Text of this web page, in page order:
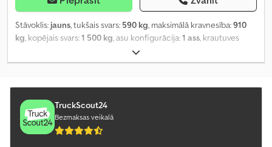
Stāvoklis: jauns, tukšais svars: 590 kg, maksimālā kravnesība:910
kg , kopējais svars:1 500 kg , asu konfigurācija:1 ass , krautuves
, iekraušanas vietas platums:
iekraušanas telpas augstums:1 800 mm, kopējais garums:4 550
riepas izmērs:13, Ražošanas gads:2026,
TruckScout24
Bezmaksas veikalā